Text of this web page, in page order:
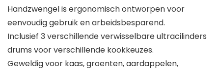
Handzwengel is ergonomisch ontworpen voor
eenvoudig gebruik en arbeidsbesparend.
Inclusief 3 verschillende verwisselbare ultracilinders
drums voor verschillende kookkeuzes.
Geweldig voor kaas, groenten, aardappelen,